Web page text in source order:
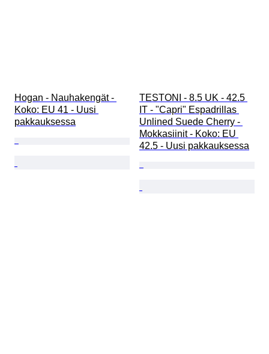
Hogan - Nauhakengät -
Koko: EU 41 - Uusi
pakkauksessa
TESTONI - 8.5 UK - 42.5
IT - "Capri" Espadrillas
Unlined Suede Cherry -
Mokkasiinit - Koko: EU
42.5 - Uusi pakkauksessa